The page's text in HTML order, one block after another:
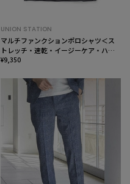
UNION STATION
マルチファンクションポロシャツ＜ス
トレッチ・速乾・イージーケア・ハン
ドウォッシャブル・UVカット・ 抗菌・
¥9,350